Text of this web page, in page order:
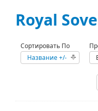
Royal
Сортировать По
Название +/-